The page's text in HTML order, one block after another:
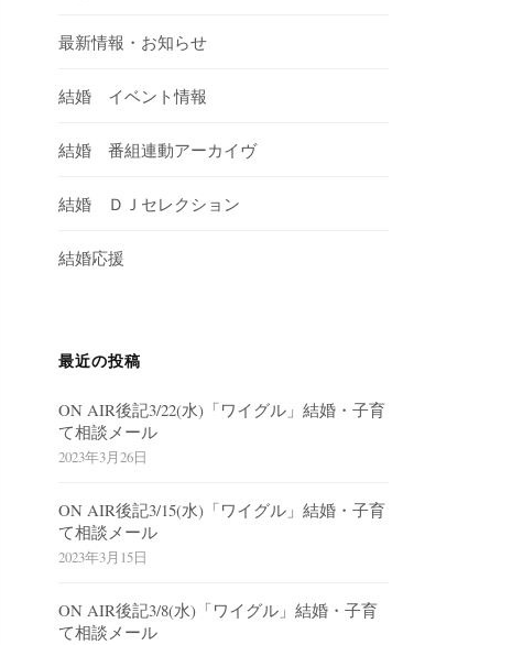
最新情報・お知らせ
結婚 イベント情報
結婚 番組連動アーカイヴ
結婚 ＤＪセレクション
結婚応援
最近の投稿
ON AIR後記3/22(水)「ワイグル」結婚・子育
て相談メール
2023年3月26日
ON AIR後記3/15(水)「ワイグル」結婚・子育
て相談メール
2023年3月15日
ON AIR後記3/8(水)「ワイグル」結婚・子育
て相談メール